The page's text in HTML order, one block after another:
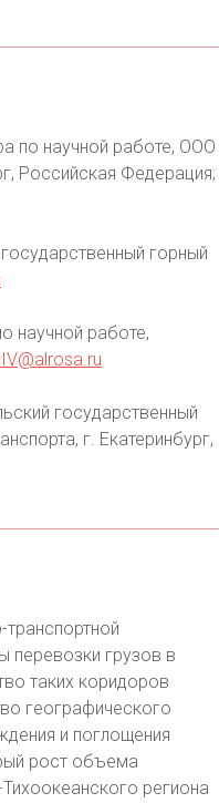
по научной работе, ООО
Российская Федерация;
горный
научной работе,
государственный
г. Екатеринбург,
перевозки грузов в
таких коридоров
географического
и поглощения
рост объема
региона